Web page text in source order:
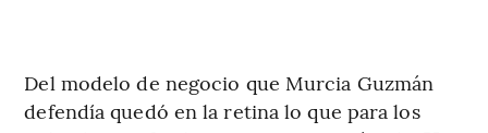
Del modelo de negocio que Murcia Guzmán
defendía quedó en la retina lo que para los